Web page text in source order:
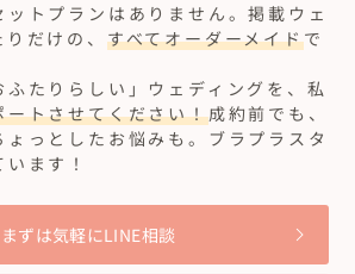
ットプランはありません。掲載ウェ
だけの、 すべてオーダーメイドで
たりらしい」ウェディングを、私
ートさせてください！成約前でも、
っとしたお悩みも。ブラプラスタ
ます！
まずは気軽にLINE相談